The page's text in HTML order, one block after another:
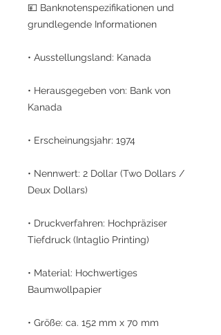
💴 Banknotenspezifikationen und
grundlegende Informationen
• Ausstellungsland: Kanada
• Herausgegeben von: Bank von
Kanada
• Erscheinungsjahr: 1974
• Nennwert: 2 Dollar (Two Dollars /
Deux Dollars)
• Druckverfahren: Hochpräziser
Tiefdruck (Intaglio Printing)
• Material: Hochwertiges
Baumwollpapier
• Größe: ca. 152 mm x 70 mm